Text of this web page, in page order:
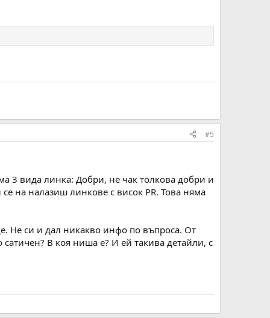
#5
3 вида линка: Добри, не чак толкова добри и
на налазиш линкове с висок PR. Това няма
Не си и дал никакво инфо по въпроса. От
В коя ниша е? И ей такива детайли, с